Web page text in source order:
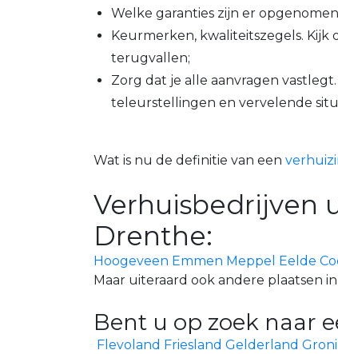
Welke garanties zijn er
Keurmerken, kwaliteitszegels. Kijk
terugvallen;
Zorg dat je alle aanvragen
teleurstellingen en vervelende
Wat is nu de definitie van een
Verhuisbedrijven
Drenthe:
Hoogeveen Emmen Meppel Eelde
Maar uiteraard ook andere plaatsen
Bent u op zoek naar
Flevoland Friesland Gelderland